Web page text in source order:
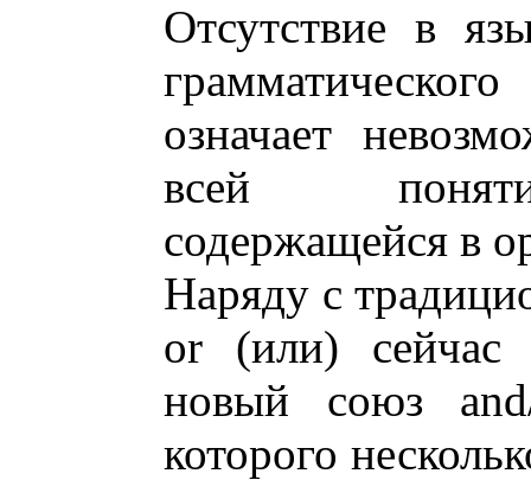
Отсутствие в
означает
всей
содержащейся в
Наряду с
or (или) сейчас
новый союз
которого